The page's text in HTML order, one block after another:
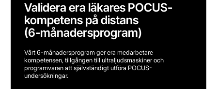
Validera era läkares POCUS-
kompetens på distans
(6-månadersprogram)
Vårt 6-månadersprogram ger era medarbetare
kompetensen, tillgången till ultraljudsmaskiner och
programvaran att självständigt utföra POCUS-
undersökningar.